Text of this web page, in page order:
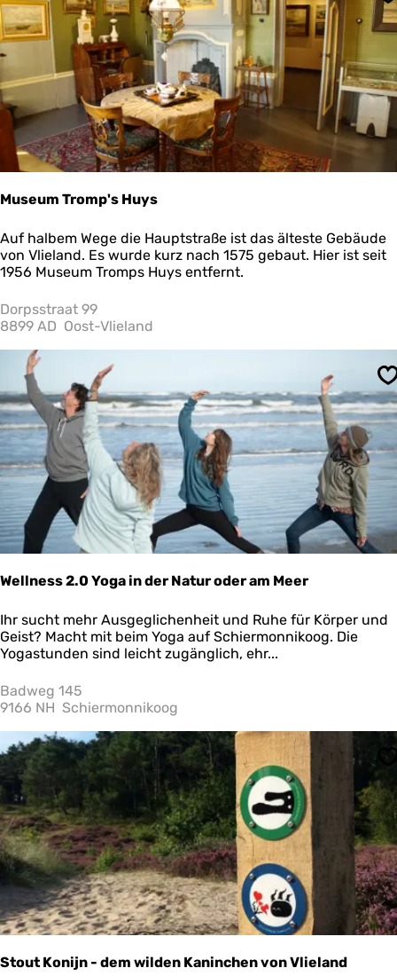
u
r
S
c
i
e
n
n
i
o
o
g
Museum Tromp's Huys
M
u
s
u
m
r
m
p
'
s
u
y
s
Auf halbem Wege die Hauptstraße ist das älteste Gebäude
von Vlieland. Es wurde kurz nach 1575 gebaut. Hier ist seit
1956 Museum Tromps Huys entfernt.
Dorpsstraat 99
8899 AD Oost-Vlieland
Wellness 2.0 Yoga in der Natur oder am Meer
W
e
l
n
e
s
2
0
Y
o
g
a
n
d
e
r
N
Ihr sucht mehr Ausgeglichenheit und Ruhe für Körper und
Geist? Macht mit beim Yoga auf Schiermonnikoog. Die
Yogastunden sind leicht zugänglich, ehr...
Badweg 145
9166 NH Schiermonnikoog
Stout Konijn - dem wilden Kaninchen von Vlieland